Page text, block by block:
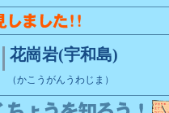
花崗岩(宇和島)
（かこうがんうわじま）